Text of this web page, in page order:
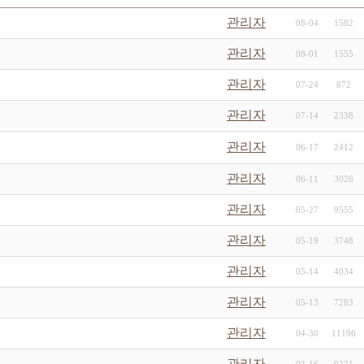
관리자 08-04 1582
관리자 08-01 1555
관리자 07-24 872
관리자 07-14 2338
관리자 06-17 2412
관리자 06-11 3026
관리자 05-27 9555
관리자 05-19 3748
관리자 05-14 4034
관리자 05-13 7283
관리자 04-30 11196